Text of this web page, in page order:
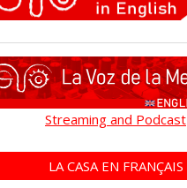
Streaming and Podcast
LA CASA EN FRANÇAIS